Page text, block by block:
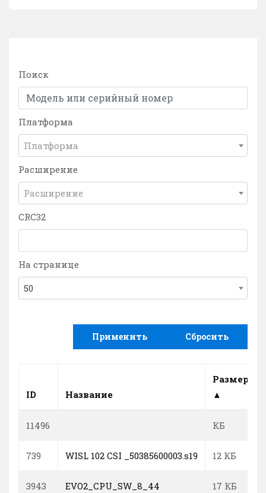
Поиск
Платформа
Платформа
Расширение
Расширение
CRC32
На странице
50
Применить Сбросить
ID Название
Размер
▲
11496 КБ
739 WISL 102 CSI _50385600003.s19 12 КБ
3943 EVO2_CPU_SW_8_44 17 КБ